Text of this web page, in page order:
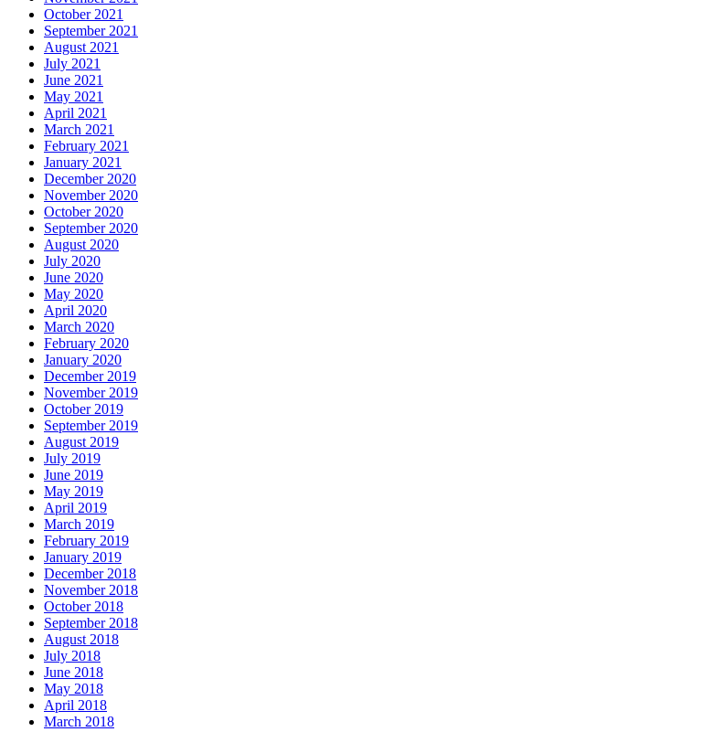
October 2021
September 2021
August 2021
July 2021
June 2021
May 2021
April 2021
March 2021
February 2021
January 2021
December 2020
November 2020
October 2020
September 2020
August 2020
July 2020
June 2020
May 2020
April 2020
March 2020
February 2020
January 2020
December 2019
November 2019
October 2019
September 2019
August 2019
July 2019
June 2019
May 2019
April 2019
March 2019
February 2019
January 2019
December 2018
November 2018
October 2018
September 2018
August 2018
July 2018
June 2018
May 2018
April 2018
March 2018